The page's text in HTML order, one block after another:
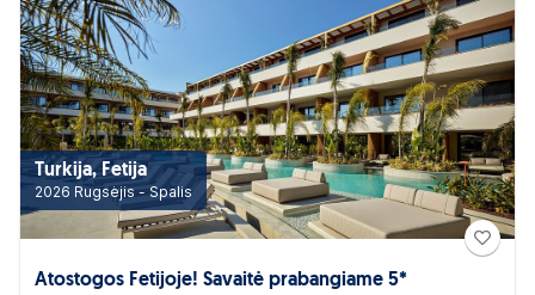
Turkija, Fetija
2026 Rugsėjis - Spalis
Atostogos Fetijoje! Savaitė prabangiame 5*